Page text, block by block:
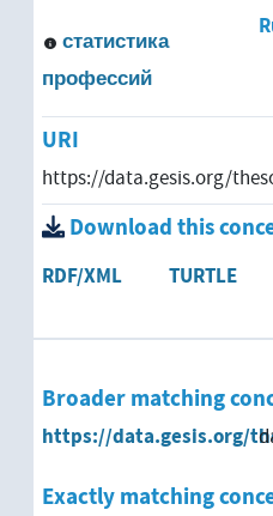
статистика
профессий
URI
https://data.gesis.org/
Download this
RDF/XML TURTLE
Broader matching
https://data.gesis.org/
Exactly matching